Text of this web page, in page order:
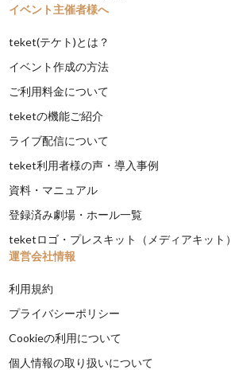
イベント主催者様へ
teket(テケト)とは？
イベント作成の方法
ご利用料金について
teketの機能ご紹介
ライブ配信について
teket利用者様の声・導入事例
資料・マニュアル
登録済み劇場・ホール一覧
teketロゴ・プレスキット（メディアキット）
運営会社情報
利用規約
プライバシーポリシー
Cookieの利用について
個人情報の取り扱いについて